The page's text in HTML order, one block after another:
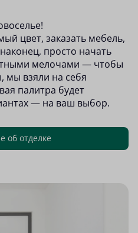
цвет, заказать мебель,
просто начать
мелочами — чтобы
мы взяли на себя
палитра будет
— на ваш выбор.
об отделке